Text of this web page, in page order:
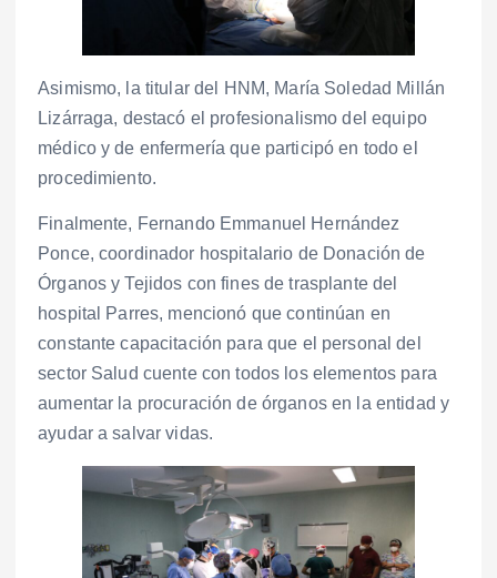
Asimismo, la titular del HNM, María Soledad Millán
Lizárraga, destacó el profesionalismo del equipo
médico y de enfermería que participó en todo el
procedimiento.
Finalmente, Fernando Emmanuel Hernández
Ponce, coordinador hospitalario de Donación de
Órganos y Tejidos con fines de trasplante del
hospital Parres, mencionó que continúan en
constante capacitación para que el personal del
sector Salud cuente con todos los elementos para
aumentar la procuración de órganos en la entidad y
ayudar a salvar vidas.